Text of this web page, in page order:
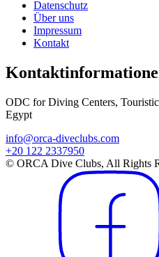
Datenschutz
Über uns
Impressum
Kontakt
ODC for Diving Centers,
Egypt
info@orca-diveclubs.com
+20 122 2337950
© ORCA Dive Clubs, All Rights